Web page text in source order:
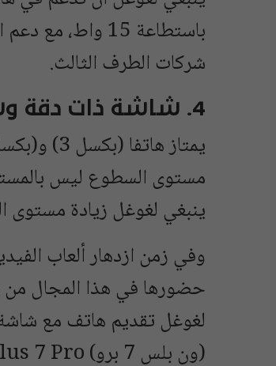
باستطاعة 15
شركات الطرف الثالث.
4. شاشة ذات دقة وسطوع أعلى
مستوى السطوع ليس
ينبغي لغوغل زيادة مستوى
وفي زمن ازدهار ألعاب